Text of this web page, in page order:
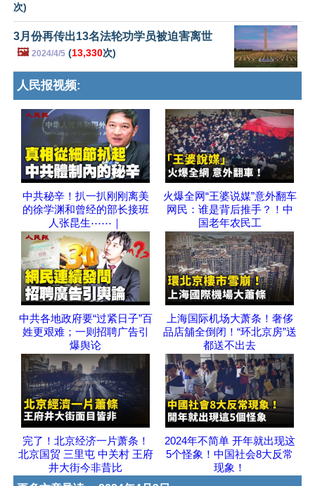
次)
3月份再传出13名法轮功学员被迫害离世
🖼️ 2024/4/5 (13,330次)
人民报视频:
中共秘辛！扒一扒刚刚离美
的徐学渊和曾经的部长接班
人张昆生⋯⋯｜
火爆全网“王婆说媒”意外翻车
网民：谁是背后推手？！中
国老年农民工
中共各地政府要“过紧日子”百
姓更艰难；一则招聘广告引
爆舆论
上海国际机场大萧条！奢侈
品店舖全倒闭！“环北京房”送
都送不出去
完了！北京经济一片萧条！
北京国贸 三里屯 中关村 王府
井大街今非昔比
2024年不简单 开年就出现这
5个怪象！中国社会8大反常
现象！